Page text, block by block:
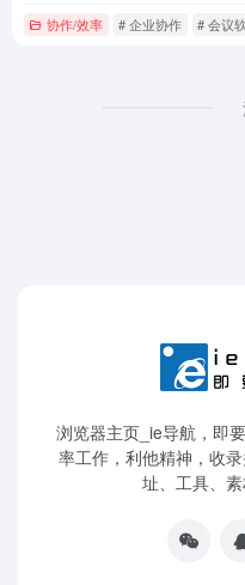
协作/效率 # 企业协作 # 会议
浏览器主页_ie导航，即
率工作，利他精神，收
址、工具、素